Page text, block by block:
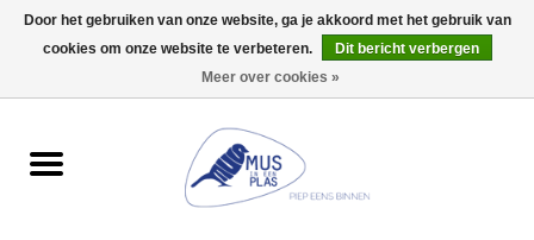
0 Artikelen - €0,00
Wenskaarten
Door het gebruiken van onze website, ga je akkoord met het gebruik van
cookies om onze website te verbeteren.
Dit bericht verbergen
Meer over cookies »
Wij zijn uitzonderlijk gesloten op Do 13/08